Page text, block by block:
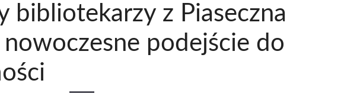
bibliotekarzy z Piaseczna
podejście do